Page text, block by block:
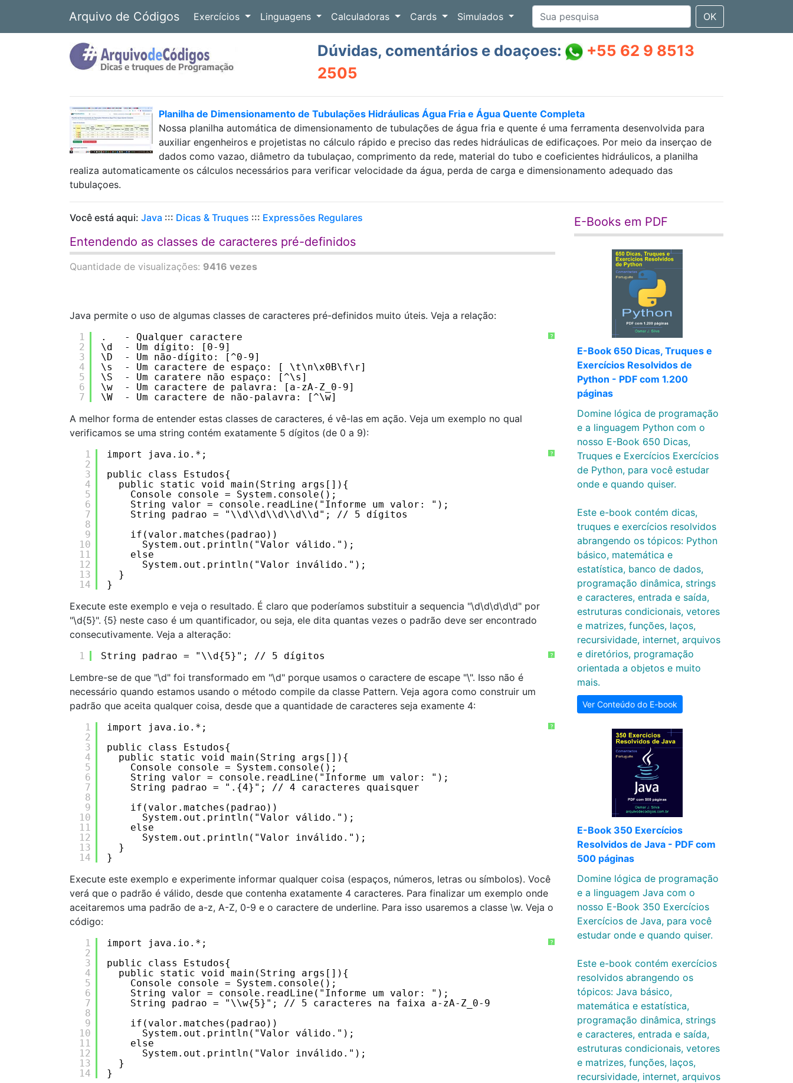
Arquivo de Códigos Exercícios Linguagens Calculadoras Cards Simulados OK
Dúvidas, comentários e doaçoes:
+55 62 9 8513
2505
Planilha de Dimensionamento de Tubulações Hidráulicas Água Fria e Água Quente Completa
Nossa planilha automática de dimensionamento de tubulações de água fria e quente é uma ferramenta desenvolvida para
auxiliar engenheiros e projetistas no cálculo rápido e preciso das redes hidráulicas de edificaçoes. Por meio da inserçao de
dados como vazao, diâmetro da tubulaçao, comprimento da rede, material do tubo e coeficientes hidráulicos, a planilha
realiza automaticamente os cálculos necessários para verificar velocidade da água, perda de carga e dimensionamento adequado das
tubulaçoes.
Você está aqui: Java ::: Dicas & Truques ::: Expressões Regulares
Entendendo as classes de caracteres pré-definidos
Quantidade de visualizações: 9416 vezes
Java permite o uso de algumas classes de caracteres pré-definidos muito úteis. Veja a relação:
?
1
2
3
4
5
6
7
.   - Qualquer caractere
\d  - Um dígito: [0-9]
\D  - Um não-dígito: [^0-9]
\s  - Um caractere de espaço: [ \t\n\x0B\f\r]
\S  - Um caratere não espaço: [^\s]
\w  - Um caractere de palavra: [a-zA-Z_0-9]
\W  - Um caractere de não-palavra: [^\w]
A melhor forma de entender estas classes de caracteres, é vê-las em ação. Veja um exemplo no qual
verificamos se uma string contém exatamente 5 dígitos (de 0 a 9):
?
1
2
3
4
5
6
7
8
9
10
11
12
13
14
import java.io.*;
public class Estudos{
public static void main(String args[]){
Console console = System.console();
String valor = console.readLine("Informe um valor: ");
String padrao = "\\d\\d\\d\\d\\d"; // 5 dígitos
if(valor.matches(padrao))
System.out.println("Valor válido.");
else
System.out.println("Valor inválido.");
}
}
Execute este exemplo e veja o resultado. É claro que poderíamos substituir a sequencia "\d\d\d\d\d" por
"\d{5}". {5} neste caso é um quantificador, ou seja, ele dita quantas vezes o padrão deve ser encontrado
consecutivamente. Veja a alteração:
?
1 String padrao = "\\d{5}"; // 5 dígitos
Lembre-se de que "\d" foi transformado em "\d" porque usamos o caractere de escape "\". Isso não é
necessário quando estamos usando o método compile da classe Pattern. Veja agora como construir um
padrão que aceita qualquer coisa, desde que a quantidade de caracteres seja examente 4:
?
1
2
3
4
5
6
7
8
9
10
11
12
13
14
import java.io.*;
public class Estudos{
public static void main(String args[]){
Console console = System.console();
String valor = console.readLine("Informe um valor: ");
String padrao = ".{4}"; // 4 caracteres quaisquer
if(valor.matches(padrao))
System.out.println("Valor válido.");
else
System.out.println("Valor inválido.");
}
}
Execute este exemplo e experimente informar qualquer coisa (espaços, números, letras ou símbolos). Você
verá que o padrão é válido, desde que contenha exatamente 4 caracteres. Para finalizar um exemplo onde
aceitaremos uma padrão de a-z, A-Z, 0-9 e o caractere de underline. Para isso usaremos a classe \w. Veja o
código:
?
1
2
3
4
5
6
7
8
9
10
11
12
13
14
import java.io.*;
public class Estudos{
public static void main(String args[]){
Console console = System.console();
String valor = console.readLine("Informe um valor: ");
String padrao = "\\w{5}"; // 5 caracteres na faixa a-zA-Z_0-9
if(valor.matches(padrao))
System.out.println("Valor válido.");
else
System.out.println("Valor inválido.");
}
}
E-Books em PDF
E-Book 650 Dicas, Truques e
Exercícios Resolvidos de
Python - PDF com 1.200
páginas
Domine lógica de programação
e a linguagem Python com o
nosso E-Book 650 Dicas,
Truques e Exercícios Exercícios
de Python, para você estudar
onde e quando quiser.
Este e-book contém dicas,
truques e exercícios resolvidos
abrangendo os tópicos: Python
básico, matemática e
estatística, banco de dados,
programação dinâmica, strings
e caracteres, entrada e saída,
estruturas condicionais, vetores
e matrizes, funções, laços,
recursividade, internet, arquivos
e diretórios, programação
orientada a objetos e muito
mais.
Ver Conteúdo do E-book
E-Book 350 Exercícios
Resolvidos de Java - PDF com
500 páginas
Domine lógica de programação
e a linguagem Java com o
nosso E-Book 350 Exercícios
Exercícios de Java, para você
estudar onde e quando quiser.
Este e-book contém exercícios
resolvidos abrangendo os
tópicos: Java básico,
matemática e estatística,
programação dinâmica, strings
e caracteres, entrada e saída,
estruturas condicionais, vetores
e matrizes, funções, laços,
recursividade, internet, arquivos